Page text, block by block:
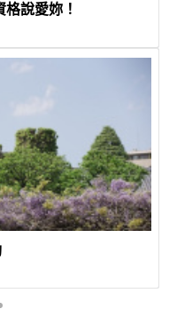
說愛妳！